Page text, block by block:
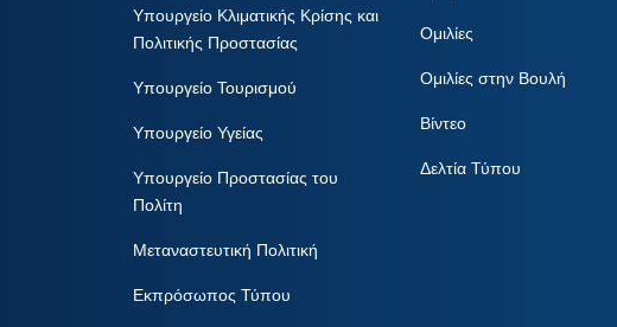
Υπουργείο Κλιματικής Κρίσης και
Πολιτικής Προστασίας
Υπουργείο Τουρισμού
Υπουργείο Υγείας
Υπουργείο Προστασίας του
Πολίτη
Μεταναστευτική Πολιτική
Εκπρόσωπος Τύπου
Ομιλίες
Ομιλίες στην Βουλή
Βίντεο
Δελτία Τύπου